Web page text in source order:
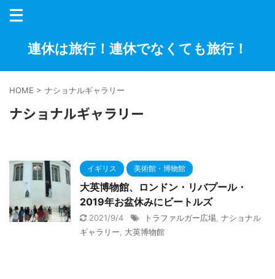
連休は旅行！連休でなくても旅行！
HOME > ナショナルギャラリー
ナショナルギャラリー
イギリス 美術館・博物館
大英博物館、ロンドン・リバプール・
2019年お盆休みにビートルズ
2021/9/4 トラファルガー広場 ナショナル
ギャラリー
大英博物館